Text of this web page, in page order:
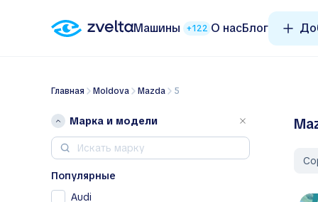
Машины +122 О насБлог
Главная Moldova Mazda 5
Марка и модели
Популярные
Audi